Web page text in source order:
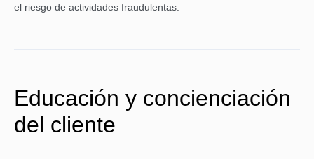
el riesgo de actividades fraudulentas.
Educación y concienciación
del cliente